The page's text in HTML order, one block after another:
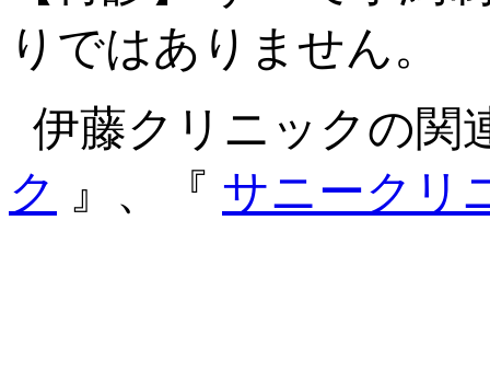
りではありません。
伊藤クリニックの関
ク
』、『 サニークリ